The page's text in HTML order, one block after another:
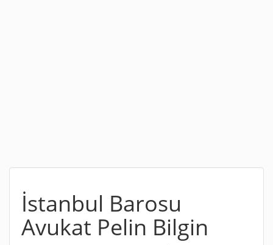
İstanbul Barosu
Avukat Pelin Bilgin